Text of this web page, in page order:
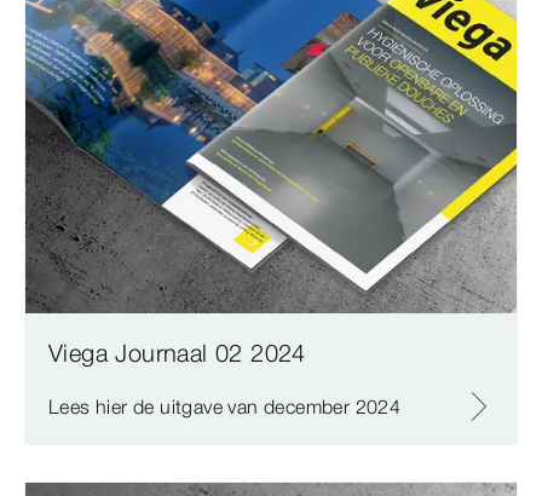
Viega Journaal 02 2024
Lees hier de uitgave van december 2024